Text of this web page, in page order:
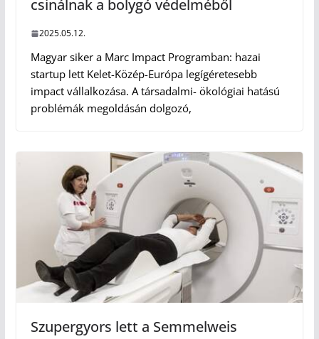
csinálnak a bolygó védelméből
2025.05.12.
Magyar siker a Marc Impact Programban: hazai
startup lett Kelet-Közép-Európa legígéretesebb
impact vállalkozása. A társadalmi- ökológiai hatású
problémák megoldásán dolgozó,
Szupergyors lett a Semmelweis